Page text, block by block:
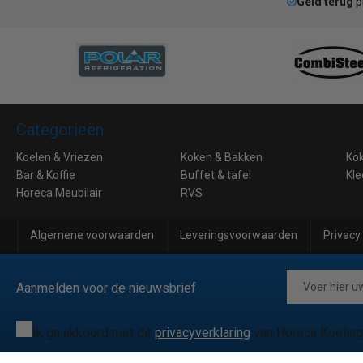
Categorieën
Koelen & Vriezen Koken & Bakken
Bar & Koffie
Buffet & tafel
Horeca Meubilair
RVS
Algemene voorwaarden Leveringsvoorwaarden
Aanmelden voor de nieuwsbrief
Ik ga akkoord met de privacyverklaring van Horeca Koeling